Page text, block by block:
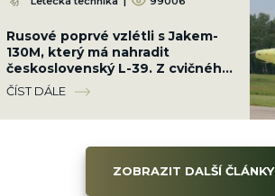
Rusové poprvé vzlétli s Jakem-
130M, který má nahradit
československý L-39. Z cvičného
letounu dělají bojový
ČÍST DÁLE
ZOBRAZIT DALŠÍ ČLÁNKY